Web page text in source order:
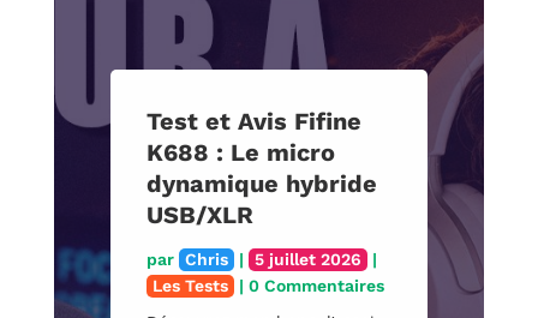
Test et Avis Fifine
K688 : Le micro
dynamique hybride
USB/XLR
par Chris | 5 juillet 2026 |
Les Tests | 0 Commentaires